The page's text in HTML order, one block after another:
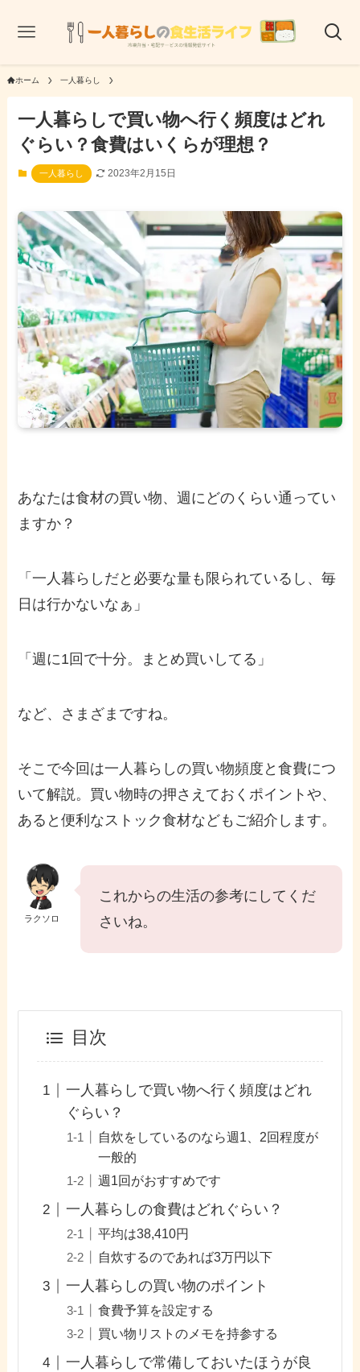
ホーム 一人暮らし
一人暮らしで買い物へ行く頻度はどれ
ぐらい？食費はいくらが理想？
一人暮らし 2023年2月15日
あなたは食材の買い物、週にどのくらい通ってい
ますか？
「一人暮らしだと必要な量も限られているし、毎
日は行かないなぁ」
「週に1回で十分。まとめ買いしてる」
など、さまざまですね。
そこで今回は一人暮らしの買い物頻度と食費につ
いて解説。買い物時の押さえておくポイントや、
あると便利なストック食材などもご紹介します。
ラクソロ
これからの生活の参考にしてくだ
さいね。
目次
一人暮らしで買い物へ行く頻度はどれ
ぐらい？
自炊をしているのなら週1、2回程度が
一般的
週1回がおすすめです
一人暮らしの食費はどれぐらい？
平均は38,410円
自炊するのであれば3万円以下
一人暮らしの買い物のポイント
食費予算を設定する
買い物リストのメモを持参する
一人暮らしで常備しておいたほうが良